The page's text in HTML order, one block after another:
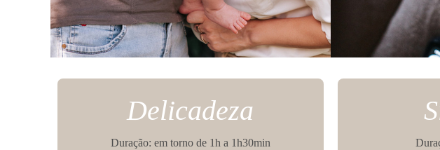
Delicadeza
Duração: em torno de 1h a 1h30min